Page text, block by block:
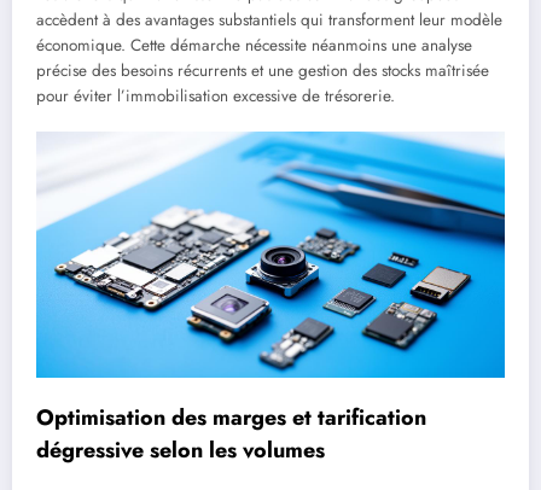
accèdent à des avantages substantiels qui transforment leur modèle
économique. Cette démarche nécessite néanmoins une analyse
précise des besoins récurrents et une gestion des stocks maîtrisée
pour éviter l’immobilisation excessive de trésorerie.
Optimisation des marges et tarification
dégressive selon les volumes